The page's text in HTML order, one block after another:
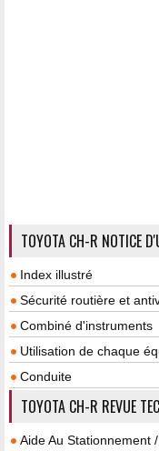
TOYOTA CH-R NOTICE
Index illustré
Sécurité routière et
Combiné d'instruments
Utilisation de chaque
Conduite
TOYOTA CH-R REVUE
Aide Au Stationnement